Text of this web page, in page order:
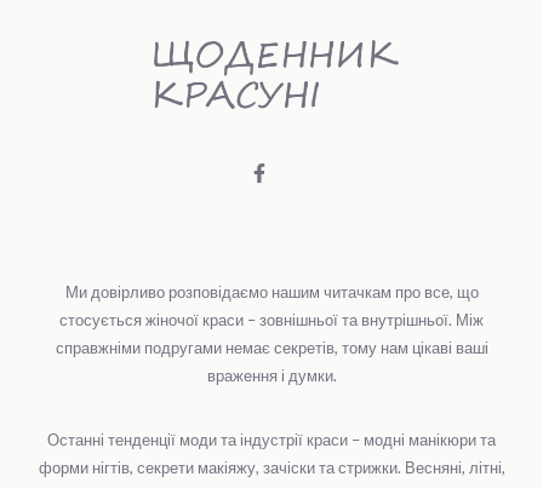
Ми довірливо розповідаємо нашим читачкам про все, що
стосується жіночої краси – зовнішньої та внутрішньої. Між
справжніми подругами немає секретів, тому нам цікаві ваші
враження і думки.
Останні тенденції моди та індустрії краси – модні манікюри та
форми нігтів, секрети макіяжу, зачіски та стрижки. Весняні, літні,